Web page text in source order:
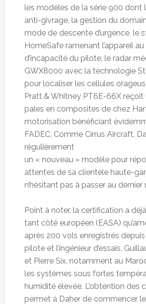
les modèles de la série 900 dont
anti-givrage, la gestion du
mode de descente d’urgence, le
HomeSafe ramenant l’appareil
d’incapacité du pilote, le radar
GWX8000 avec la technologie
pour localiser les cellules
Pratt & Whitney PT6E-66X reçoit
pales en composites de chez
motorisation bénéficiant
FADEC. Comme Cirrus Aircraft,
régulièrement
un « nouveau » modèle pour
attentes de sa clientèle haute-
n’hésitant pas à passer au dernier
Point à noter, la certification a
tant côté européen (EASA)
après 200 vols enregistrés
pilote et l’ingénieur d’essais,
et Pierre Six, notamment au
les systèmes sous fortes
humidité élevée. L’obtention des
permet à Daher de commencer